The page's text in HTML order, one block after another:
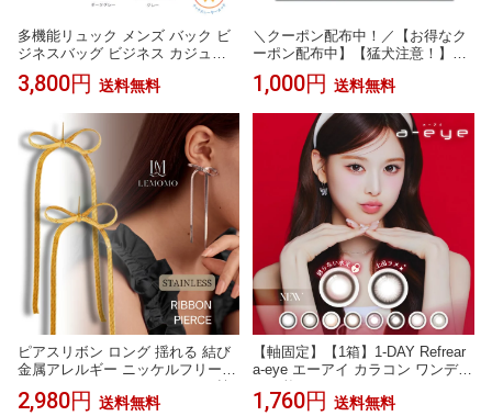
多機能リュック メンズ バック ビ
ジネスバッグ ビジネス カジュア
ル 大容量 リュックサック バッグ
鞄 PCバッグ パソコン
3,800円 送料無料
＼クーポン配布中！／【お得なク
ーポン配布中】【猛犬注意！】W1
60mm×H40mm 長方形 ゴールド
シルバー ブロンズ サインプレー
製 サイン 標識 案内板 sign-p0025
1,000円 送料無料
ピアスリボン ロング 揺れる 結び
金属アレルギー ニッケルフリー
おしゃれ レディース インスタ 韓
国 人気 トレンド 大人
2,980円 送料無料
【軸固定】【1箱】1-DAY Refrear
a-eye エーアイ カラコン ワンデー
（10枚）BANG JEE MIN（バン・
ジミン） モデルカラコン シリコ
1,760円 送料無料